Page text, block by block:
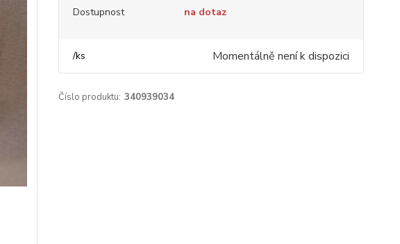
Dostupnost na dotaz
/ks Momentálně není k dispozici
Číslo produktu: 340939034